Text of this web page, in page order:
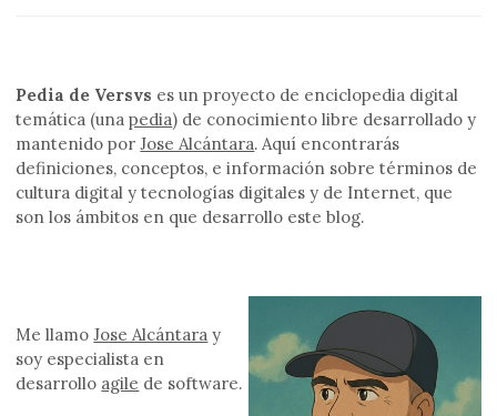
Pedia de Versvs es un proyecto de enciclopedia digital
temática (unapedia) de conocimiento libre desarrollado y
mantenido porJose Alcántara. Aquí encontrarás
definiciones, conceptos, e información sobre términos de
cultura digital y tecnologías digitales y de Internet, que
son los ámbitos en que desarrollo este blog.
Me llamoJose Alcántara y
soy especialista en
desarrollo agile de software.